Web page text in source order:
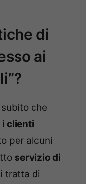
di
ai
che
i clienti
per alcuni
servizio di
tratta di